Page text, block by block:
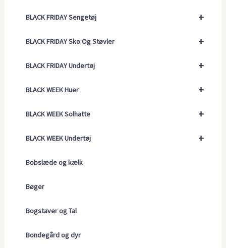
+
BLACK FRIDAY Sengetøj
+
BLACK FRIDAY Sko Og Støvler
+
BLACK FRIDAY Undertøj
+
BLACK WEEK Huer
+
BLACK WEEK Solhatte
+
BLACK WEEK Undertøj
Bobslæde og kælk
Bøger
Bogstaver og Tal
Bondegård og dyr